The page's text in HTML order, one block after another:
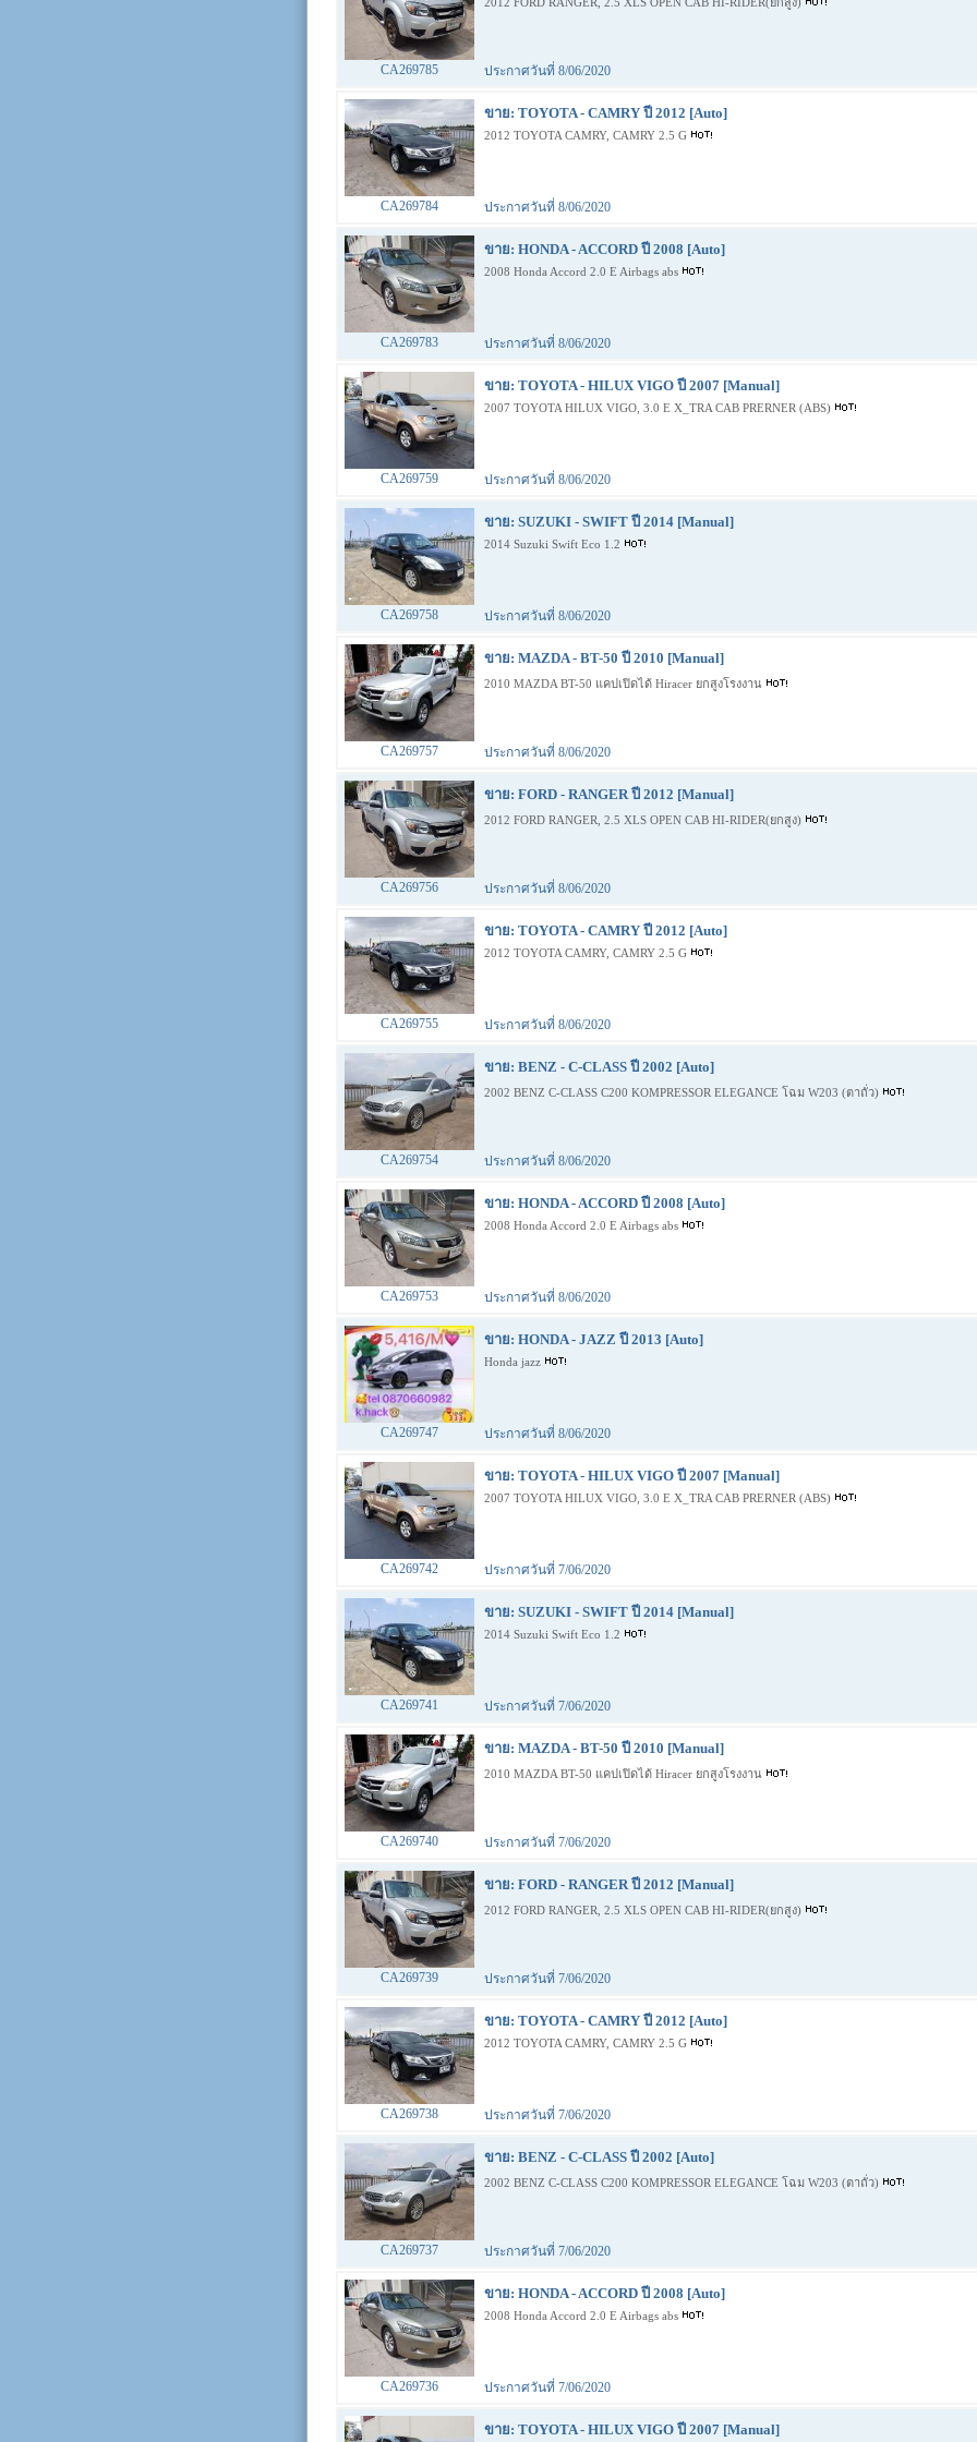
CA269785 ประกาศวันที่ 8/06/2020
ขาย: TOYOTA - CAMRY ปี 2012 [Auto]
2012 TOYOTA CAMRY, CAMRY 2.5 G
CA269784 ประกาศวันที่ 8/06/2020
ขาย: HONDA - ACCORD ปี 2008 [Auto]
2008 Honda Accord 2.0 E Airbags abs
CA269783 ประกาศวันที่ 8/06/2020
ขาย: TOYOTA - HILUX VIGO ปี 2007 [Manual]
2007 TOYOTA HILUX VIGO, 3.0 E X_TRA CAB PRERNER (ABS)
CA269759 ประกาศวันที่ 8/06/2020
ขาย: SUZUKI - SWIFT ปี 2014 [Manual]
2014 Suzuki Swift Eco 1.2
CA269758 ประกาศวันที่ 8/06/2020
ขาย: MAZDA - BT-50 ปี 2010 [Manual]
2010 MAZDA BT-50 แคปเปิดได้ Hiracer ยกสูงโรงงาน
CA269757 ประกาศวันที่ 8/06/2020
ขาย: FORD - RANGER ปี 2012 [Manual]
2012 FORD RANGER, 2.5 XLS OPEN CAB HI-RIDER(ยกสูง)
CA269756 ประกาศวันที่ 8/06/2020
ขาย: TOYOTA - CAMRY ปี 2012 [Auto]
2012 TOYOTA CAMRY, CAMRY 2.5 G
CA269755 ประกาศวันที่ 8/06/2020
ขาย: BENZ - C-CLASS ปี 2002 [Auto]
2002 BENZ C-CLASS C200 KOMPRESSOR ELEGANCE โฉม W203 (ตาถั่ว)
CA269754 ประกาศวันที่ 8/06/2020
ขาย: HONDA - ACCORD ปี 2008 [Auto]
2008 Honda Accord 2.0 E Airbags abs
CA269753 ประกาศวันที่ 8/06/2020
ขาย: HONDA - JAZZ ปี 2013 [Auto]
Honda jazz
CA269747 ประกาศวันที่ 8/06/2020
ขาย: TOYOTA - HILUX VIGO ปี 2007 [Manual]
2007 TOYOTA HILUX VIGO, 3.0 E X_TRA CAB PRERNER (ABS)
CA269742 ประกาศวันที่ 7/06/2020
ขาย: SUZUKI - SWIFT ปี 2014 [Manual]
2014 Suzuki Swift Eco 1.2
CA269741 ประกาศวันที่ 7/06/2020
ขาย: MAZDA - BT-50 ปี 2010 [Manual]
2010 MAZDA BT-50 แคปเปิดได้ Hiracer ยกสูงโรงงาน
CA269740 ประกาศวันที่ 7/06/2020
ขาย: FORD - RANGER ปี 2012 [Manual]
2012 FORD RANGER, 2.5 XLS OPEN CAB HI-RIDER(ยกสูง)
CA269739 ประกาศวันที่ 7/06/2020
ขาย: TOYOTA - CAMRY ปี 2012 [Auto]
2012 TOYOTA CAMRY, CAMRY 2.5 G
CA269738 ประกาศวันที่ 7/06/2020
ขาย: BENZ - C-CLASS ปี 2002 [Auto]
2002 BENZ C-CLASS C200 KOMPRESSOR ELEGANCE โฉม W203 (ตาถั่ว)
CA269737 ประกาศวันที่ 7/06/2020
ขาย: HONDA - ACCORD ปี 2008 [Auto]
2008 Honda Accord 2.0 E Airbags abs
CA269736 ประกาศวันที่ 7/06/2020
ขาย: TOYOTA - HILUX VIGO ปี 2007 [Manual]